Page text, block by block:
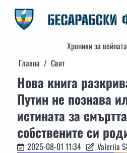
content
Хроники за
Главна
Свят
Нова книга
Путин не познава
истината за
собствените си
2025-08-01 11:34 Valeriia